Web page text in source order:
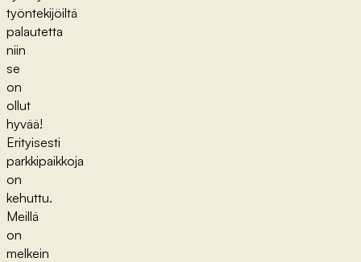
työntekijöiltä
palautetta
niin
se
on
ollut
hyvää!
Erityisesti
parkkipaikkoja
on
kehuttu.
Meillä
on
melkein